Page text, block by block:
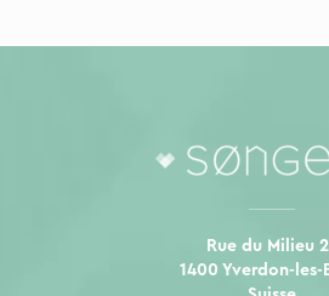
Rue du Milieu
1400 Yverdon-les-